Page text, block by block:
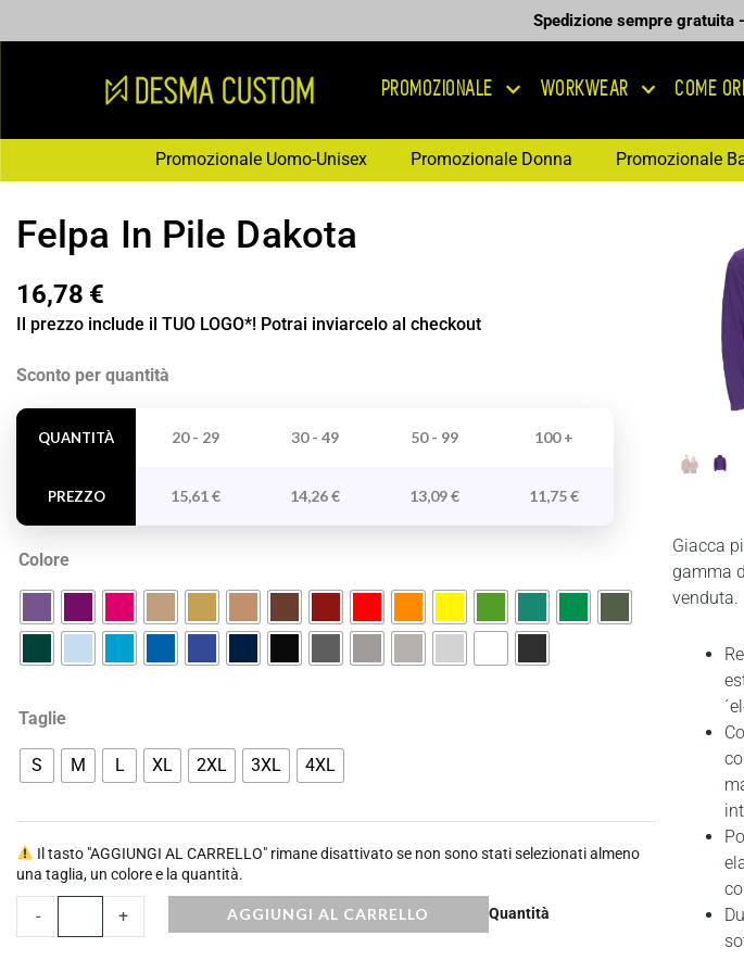
al
Spedizione sempre gratuita
PROMOZIONALE WORKWEAR COME
Promozionale Uomo-Unisex Promozionale Donna Promozionale
Felpa In Pile Dakota
16,78 €
Il prezzo include il TUO LOGO*! Potrai inviarcelo al checkout
Sconto per quantità
QUANTITÀ
PREZZO
20 - 29 30 - 49 50 - 99 100 +
15,61€ 14,26€ 13,09€ 11,75€
Colore
Taglie
S M L XL 2XL 3XL 4XL
Il tasto "AGGIUNGI AL CARRELLO" rimane disattivato se non sono stati selezionati almeno
una taglia, un colore e la quantità.
Quantità
-
Felpa
Pile
quantità
+ AGGIUNGI AL CARRELLO
Giacca
gamma
venduta.